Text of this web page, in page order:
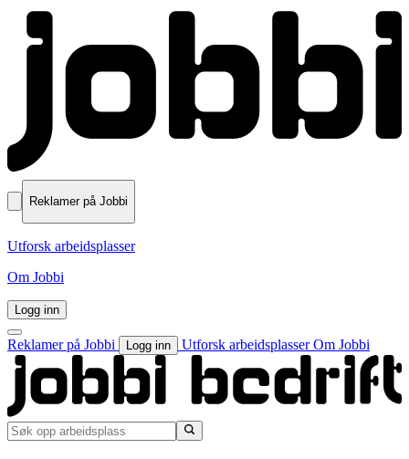
Reklamer på Jobbi
Utforsk arbeidsplasser
Om Jobbi
Logg inn
Reklamer på Jobbi Logg inn Utforsk arbeidsplasserOm Jobbi